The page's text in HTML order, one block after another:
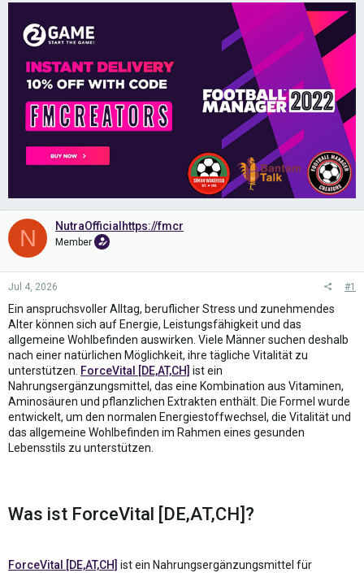
N NutraOfficialhttps://fmcr
Member
Jul 4, 2026 #1
Ein anspruchsvoller Alltag, beruflicher Stress und zunehmendes
Alter können sich auf Energie, Leistungsfähigkeit und das
allgemeine Wohlbefinden auswirken. Viele Männer suchen deshalb
nach einer natürlichen Möglichkeit, ihre tägliche Vitalität zu
unterstützen. ForceVital [DE,AT,CH] ist ein
Nahrungsergänzungsmittel, das eine Kombination aus Vitaminen,
Aminosäuren und pflanzlichen Extrakten enthält. Die Formel wurde
entwickelt, um den normalen Energiestoffwechsel, die Vitalität und
das allgemeine Wohlbefinden im Rahmen eines gesunden
Lebensstils zu unterstützen.
Was ist ForceVital [DE,AT,CH]?
ForceVital [DE,AT,CH] ist ein Nahrungsergänzungsmittel für